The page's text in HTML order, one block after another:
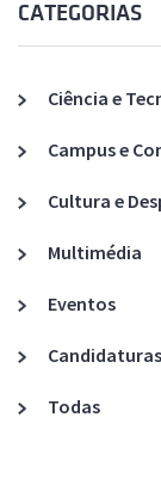
CATEGORIAS
Ciência e
Campus e
Cultura e
Multimédia
Eventos
Candidaturas
Todas